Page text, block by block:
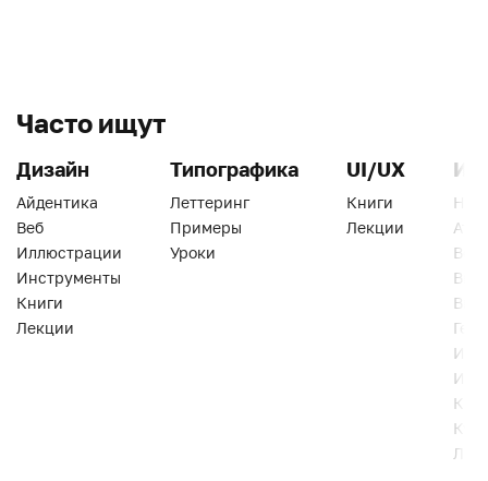
Часто ищут
Дизайн
Айдентика
Веб
Иллюстрации
Инструменты
Книги
Лекции
Типографика
Леттеринг
Примеры
Уроки
UI/UX
Книги
Лекции
Веб